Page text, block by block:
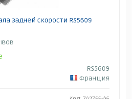
задней скорости RS5609
RS5609
Франция